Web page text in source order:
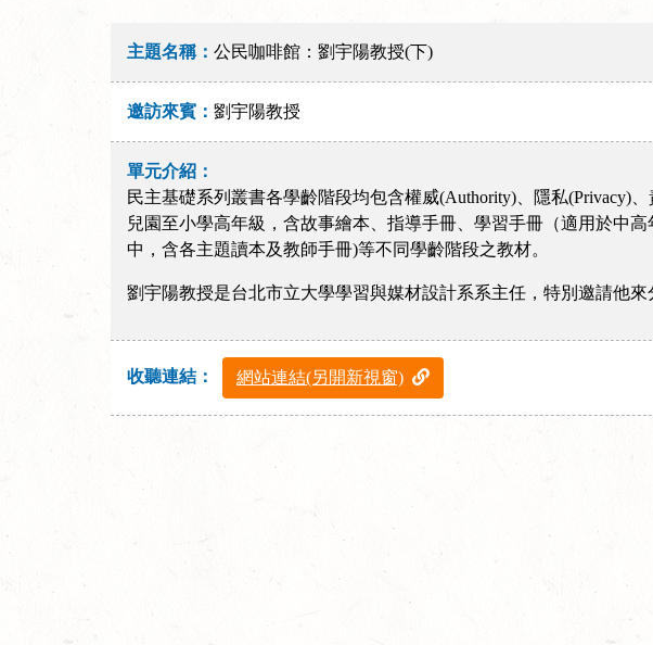
主題名稱：公民咖啡館：劉宇陽教授(下)
邀訪來賓：劉宇陽教授
單元介紹：
民主基礎系列叢書各學齡階段均包含權威(Authority)、隱私(Privacy)
兒園至小學高年級，含故事繪本、指導手冊、學習手冊（適用於中
中，含各主題讀本及教師手冊)等不同學齡階段之教材。
劉宇陽教授是台北市立大學學習與媒材設計系系主任，特別邀請他
收聽連結： 網站連結(另開新視窗)